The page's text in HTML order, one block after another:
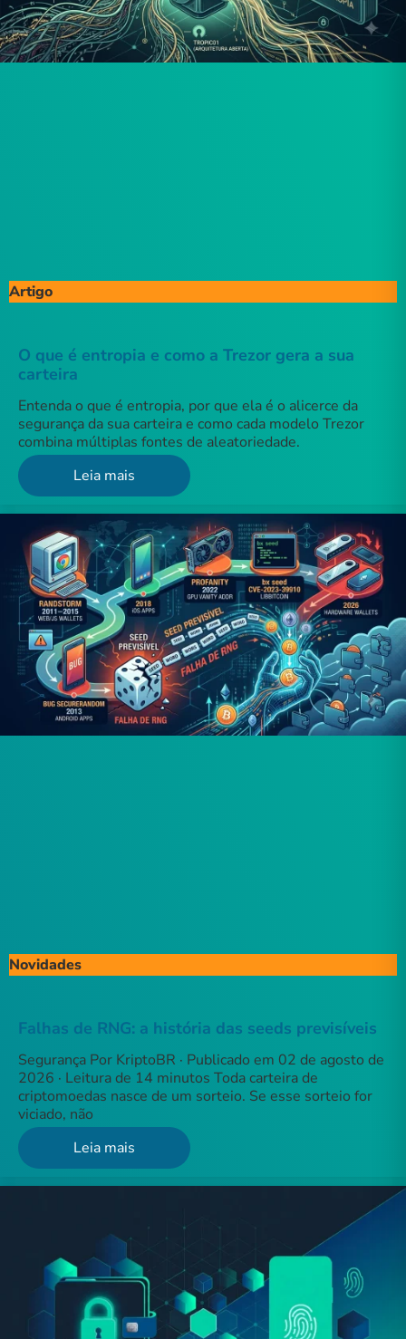
Artigo
O que é entropia e como a Trezor gera a sua
carteira
Entenda o que é entropia, por que ela é o alicerce da
segurança da sua carteira e como cada modelo Trezor
combina múltiplas fontes de aleatoriedade.
Leia mais
Novidades
Falhas de RNG: a história das seeds previsíveis
Segurança Por KriptoBR · Publicado em 02 de agosto de
2026 · Leitura de 14 minutos Toda carteira de
criptomoedas nasce de um sorteio. Se esse sorteio for
viciado, não
Leia mais